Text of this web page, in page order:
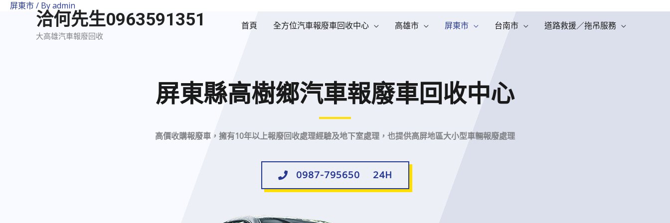
洽何先生0963591351
大高雄汽車報廢回收
首頁 全方位汽車報廢車回收中心 高雄市 屏東市 台南市 道路救援／拖吊服務
屏東市/ Byadmin
屏東縣高樹鄉汽車報廢車回收中心
高價收購報廢車，擁有10年以上報廢回收處理經驗及地下室處理，也提供高屏地區大小型車輛報廢處理
0987-795650 24H